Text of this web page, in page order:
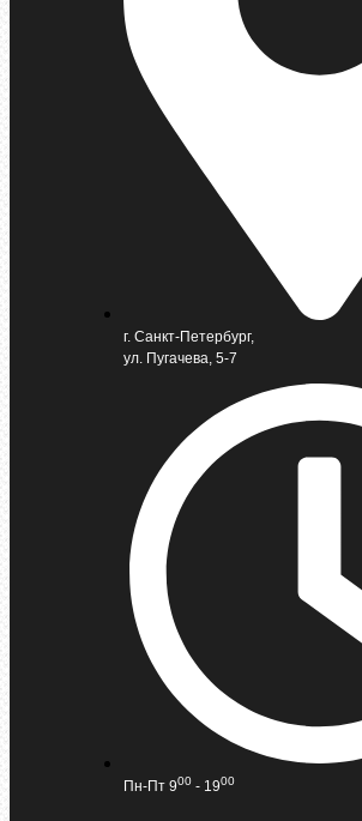
г. Санкт-Петербург,
ул. Пугачева, 5-7
Пн-Пт 900 - 1900